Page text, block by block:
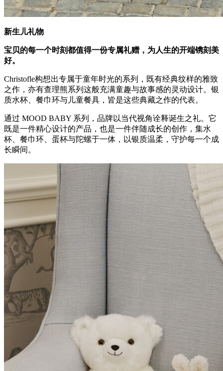
新生儿礼物
宝贝的每一个时刻都值得一份专属礼赠，为人生的开端镌刻美
好。
Christofle构想出专属于童年时光的系列，既有经典纹样的雅致
之作，亦有查理熊系列这般充满童趣与故事感的灵动设计。银
质水杯、餐巾环与儿童餐具，皆是这些典藏之作的代表。
通过 MOOD BABY 系列，品牌以当代视角诠释诞生之礼。它
既是一件精心设计的产品，也是一件伴随成长的创作，集水
杯、餐巾环、蛋杯与陀螺于一体，以银质温柔，守护每一个成
长瞬间。